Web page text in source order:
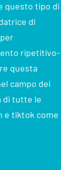
questo tipo di
di
ripetitivo-
questa
campo dei
di tutte le
e tiktok come